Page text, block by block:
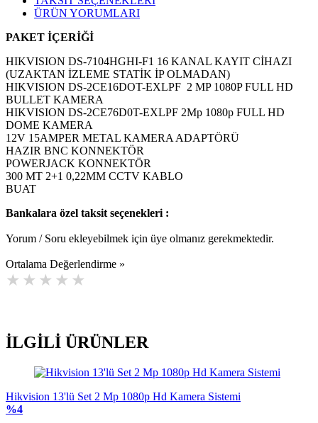
ÜRÜN YORUMLARI
PAKET İÇERİĞİ
HIKVISION DS-7104HGHI-F1 16 KANAL KAYIT CİHAZI
(UZAKTAN İZLEME STATİK İP OLMADAN)
HIKVISION DS-2CE16DOT-EXLPF 2 MP 1080P FULL HD
BULLET KAMERA
HIKVISION DS-2CE76D0T-EXLPF 2Mp 1080p FULL HD
DOME KAMERA
12V 15AMPER METAL KAMERA ADAPTÖRÜ
HAZIR BNC KONNEKTÖR
POWERJACK KONNEKTÖR
300 MT 2+1 0,22MM CCTV KABLO
BUAT
Bankalara özel taksit seçenekleri :
Yorum / Soru ekleyebilmek için üye olmanız gerekmektedir.
Ortalama Değerlendirme »
İLGİLİ ÜRÜNLER
Hikvision 13'lü Set 2 Mp 1080p Hd Kamera Sistemi
%4